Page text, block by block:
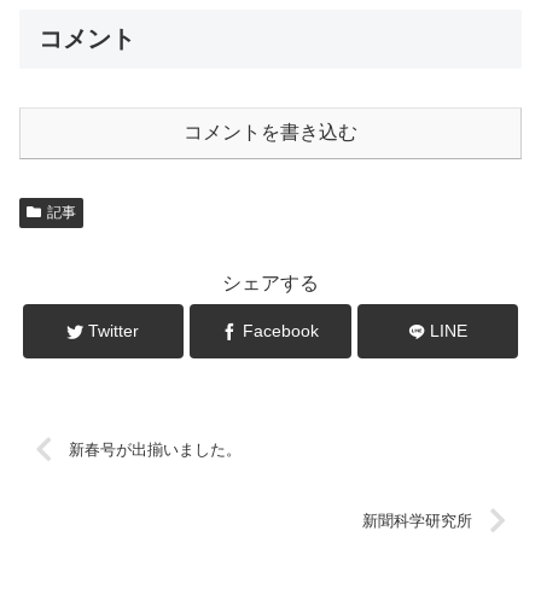
コメント
コメントを書き込む
記事
シェアする
Twitter Facebook LINE
新春号が出揃いました。
新聞科学研究所